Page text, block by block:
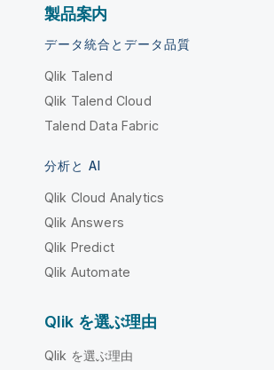
製品案内
データ統合とデータ品質
Qlik Talend
Qlik Talend Cloud
Talend Data Fabric
分析と AI
Qlik Cloud Analytics
Qlik Answers
Qlik Predict
Qlik Automate
Qlik を選ぶ理由
Qlik を選ぶ理由